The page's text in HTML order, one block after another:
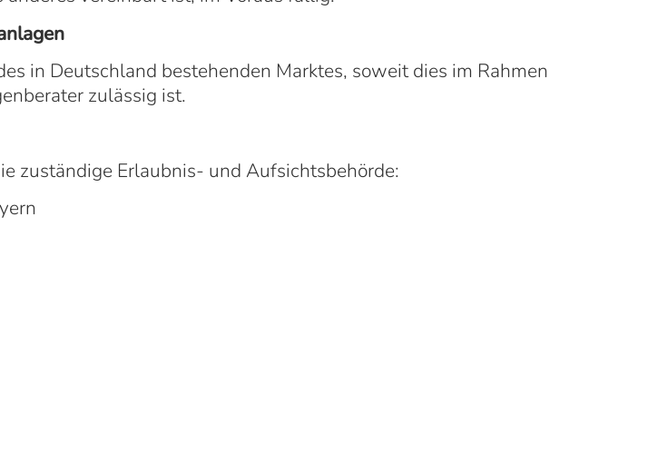
in Deutschland bestehenden Marktes, soweit dies im Rahmen
zulässig ist.
zuständige Erlaubnis- und Aufsichtsbehörde: